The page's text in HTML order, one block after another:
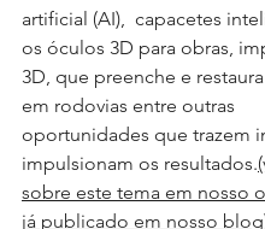
artificial (AI),  capacetes
os óculos 3D para obras,
3D que preenche e
em rodovias entre outras
oportunidades que trazem
impulsionam os resultados.
sobre este tema em nosso
já publicado em nosso